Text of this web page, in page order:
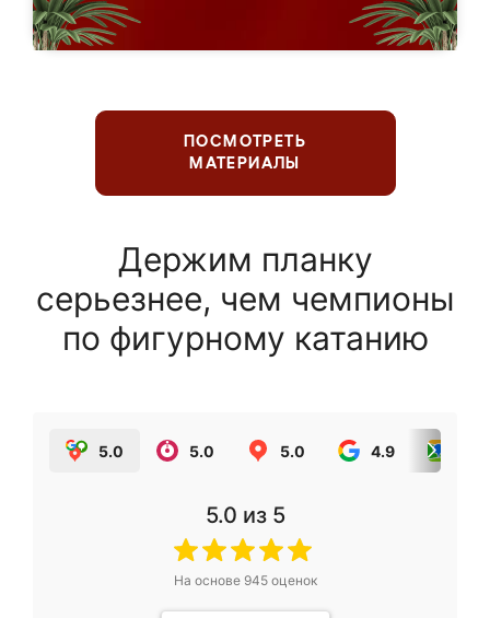
ПОСМОТРЕТЬ
МАТЕРИАЛЫ
Держим планку
серьезнее, чем чемпионы
по фигурному катанию
5.0 5.0 5.0 4.9
5.0 из 5
На основе 945оценок